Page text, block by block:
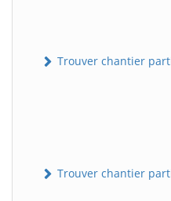
Trouver chantier
Trouver chantier